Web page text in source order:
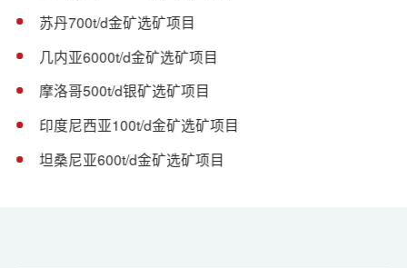
苏丹700t/d金矿选矿项目
几内亚6000t/d金矿选矿项目
摩洛哥500t/d银矿选矿项目
印度尼西亚100t/d金矿选矿项目
坦桑尼亚600t/d金矿选矿项目